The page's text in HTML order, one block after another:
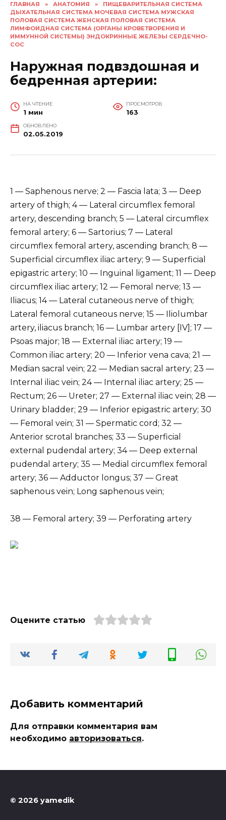
ГЛАВНАЯ » АНАТОМИЯ »
ПИЩЕВАРИТЕЛЬНАЯ СИСТЕМА
ДЫХАТЕЛЬНАЯ СИСТЕМА МОЧЕВАЯ СИСТЕМА МУЖСКАЯ
ПОЛОВАЯ СИСТЕМА ЖЕНСКАЯ ПОЛОВАЯ СИСТЕМА
ЛИМФОИДНАЯ СИСТЕМА (ОРГАНЫ КРОВЕТВОРЕНИЯ И
ИММУННОЙ СИСТЕМЫ) ЭНДОКРИННЫЕ ЖЕЛЕЗЫ СЕРДЕЧНО-
СОС
Наружная подвздошная и
бедренная артерии:
НА ЧТЕНИЕ
1 мин
ПРОСМОТРОВ
163
ОБНОВЛЕНО
02.05.2019
1 — Saphenous nerve; 2 — Fascia lata; 3 — Deep
artery of thigh; 4 — Lateral circumflex femoral
artery, descending branch; 5 — Lateral circumflex
femoral artery; 6 — Sartorius; 7 — Lateral
circumflex femoral artery, ascending branch; 8 —
Superficial circumflex iliac artery; 9 — Superficial
epigastric artery; 10 — Inguinal ligament; 11 — Deep
circumflex iliac artery; 12 — Femoral nerve; 13 —
Iliacus; 14 — Lateral cutaneous nerve of thigh;
Lateral femoral cutaneous nerve; 15 — Iliolumbar
artery, iliacus branch; 16 — Lumbar artery [IV]; 17 —
Psoas major; 18 — External iliac artery; 19 —
Common iliac artery; 20 — Inferior vena cava; 21 —
Median sacral vein; 22 — Median sacral artery; 23 —
Internal iliac vein; 24 — Internal iliac artery; 25 —
Rectum; 26 — Ureter; 27 — External iliac vein; 28 —
Urinary bladder; 29 — Inferior epigastric artery; 30
— Femoral vein; 31 — Spermatic cord; 32 —
Anterior scrotal branches; 33 — Superficial
external pudendal artery; 34 — Deep external
pudendal artery; 35 — Medial circumflex femoral
artery; 36 — Adductor longus; 37 — Great
saphenous vein; Long saphenous vein;
38 — Femoral artery; 39 — Perforating artery
Оцените статью
Добавить комментарий
Для отправки комментария вам
необходимо авторизоваться.
© 2026 yamedik